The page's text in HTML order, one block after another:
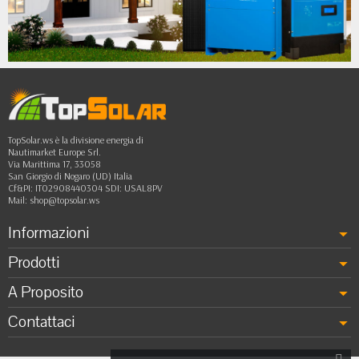
caricabatterie e capacità reale
dell'alternatore, per esempio 360 W su sistemi
12 V 30 A.
Isolamento galvanico: utile in camper e
interferenze, correnti parassite o problemi di
massa tra i circuiti.
•
••
TopSolar.ws è la divisione energia di
Nautimarket Europe Srl.
Via Marittima 17, 33058
San Giorgio di Nogaro (UD) Italia
Cf&PI: IT02908440304 SDI: USAL8PV
Mail: shop@topsolar.ws
Informazioni
Prodotti
A Proposito
Contattaci